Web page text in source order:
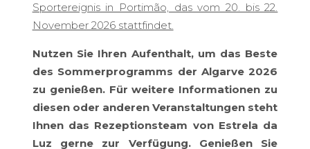
Sportereignis in Portimão, das vom 20. bis 22.
November 2026 stattfindet.
Nutzen Sie Ihren Aufenthalt, um das Beste
des Sommerprogramms der Algarve 2026
zu genießen. Für weitere Informationen zu
diesen oder anderen Veranstaltungen steht
Ihnen das Rezeptionsteam von Estrela da
Luz gerne zur Verfügung. Genießen Sie